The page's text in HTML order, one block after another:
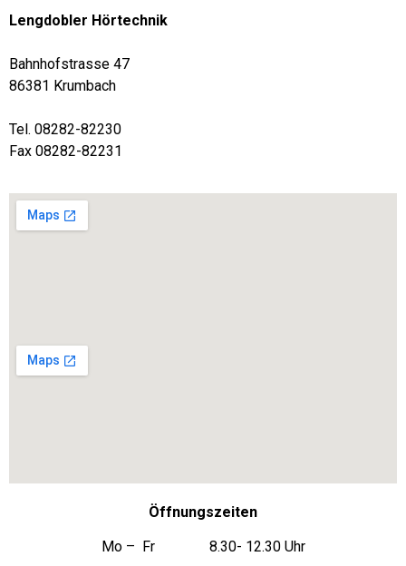
Lengdobler Hörtechnik
Bahnhofstrasse 47
86381 Krumbach
Tel. 08282-82230
Fax 08282-82231
Öffnungszeiten
Mo – Fr 8.30- 12.30 Uhr